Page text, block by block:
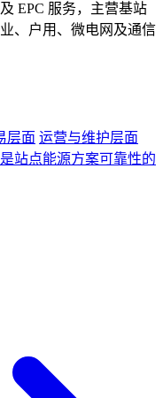
EPC 服务，主营基站
、户用、微电网及通信
层面 运营与维护层面
站点能源方案可靠性的